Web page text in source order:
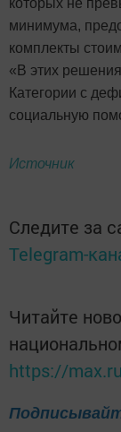
минимума,
комплекты
«В этих
Категории с
социальную
Источник
Следите за
Telegram-
Читайте
https://